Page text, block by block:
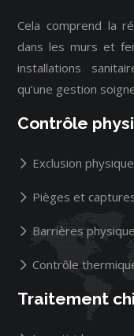
Cela comprend la
dans les murs et
installations
qu’une gestion
Contrôle
Exclusion physique
Pièges et
Barrières
Contrôle
Traitement